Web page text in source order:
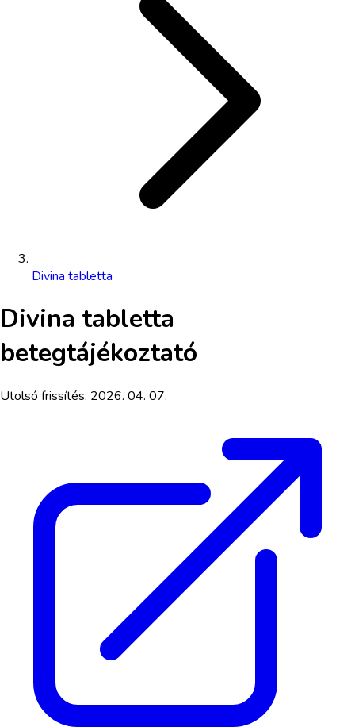
Divina tabletta
Divina tabletta
betegtájékoztató
Utolsó frissítés: 2026. 04. 07.